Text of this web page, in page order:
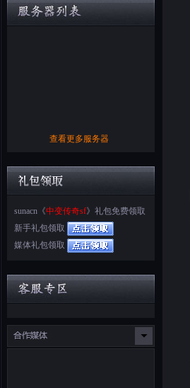
查看更多服务器
sunacn《中变传奇sf》礼包免费领取
新手礼包领取
媒体礼包领取